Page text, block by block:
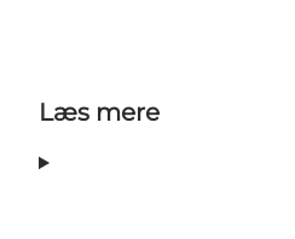
Læs mere